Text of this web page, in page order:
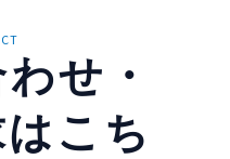
せ・
こち